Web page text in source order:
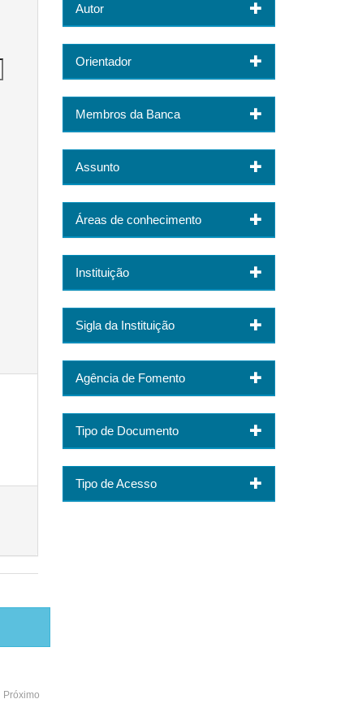
Próximo
Autor
Orientador
Membros da Banca
Assunto
Áreas de conhecimento
Instituição
Sigla da Instituição
Agência de Fomento
Tipo de Documento
Tipo de Acesso